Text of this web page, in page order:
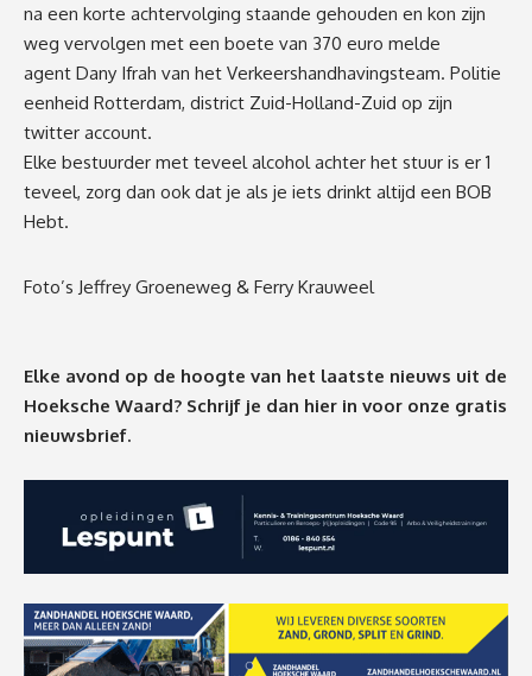
na een korte achtervolging staande gehouden en kon zijn
weg vervolgen met een boete van 370 euro melde
agent Dany Ifrah van het Verkeershandhavingsteam. Politie
eenheid Rotterdam, district Zuid-Holland-Zuid op zijn
twitter account.
Elke bestuurder met teveel alcohol achter het stuur is er 1
teveel, zorg dan ook dat je als je iets drinkt altijd een BOB
Hebt.
Foto’s Jeffrey Groeneweg & Ferry Krauweel
Elke avond op de hoogte van het laatste nieuws uit de
Hoeksche Waard? Schrijf je dan hier in voor onze gratis
nieuwsbrief.